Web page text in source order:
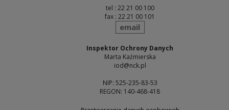
tel : 22 21 00 100
fax : 22 21 00 101
send
email
Inspektor Ochrony Danych
Marta Kaźmierska
iod@nck.pl
NIP: 525-235-83-53
REGON: 140-468-418